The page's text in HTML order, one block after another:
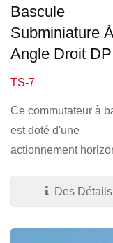
Bascule
Subminiature À
Angle Droit DP
TS-7
Ce commutateur à
est doté d'une
actionnement
travers-trou...Des Détails